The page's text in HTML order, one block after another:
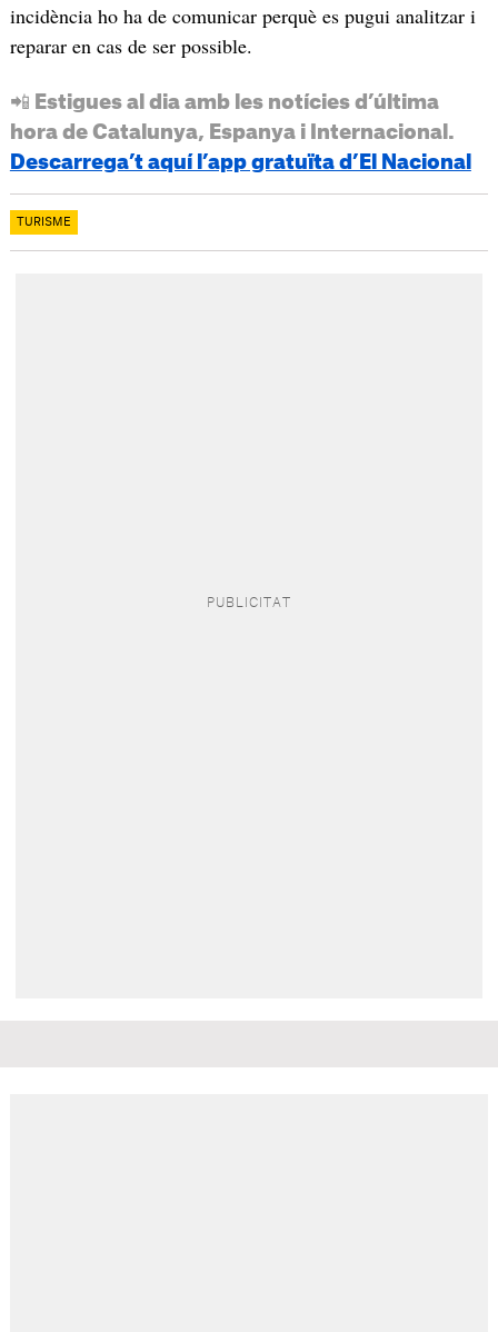
incidència ho ha de comunicar perquè es pugui analitzar i
reparar en cas de ser possible.
📲 Estigues al dia amb les notícies d’última
hora de Catalunya, Espanya i Internacional.
Descarrega’t aquí l’app gratuïta d’El Nacional
TURISME